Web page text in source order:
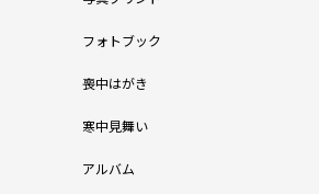
フォトブック
喪中はがき
寒中見舞い
アルバム